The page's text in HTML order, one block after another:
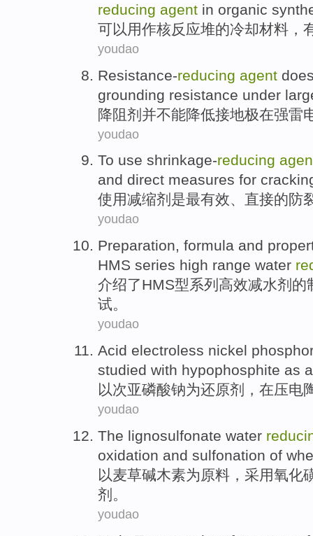
reducing agent in organic
可以用作核反应堆的冷却材料 ，
youdao
Resistance-reducing agent
grounding resistance under
降阻 剂 并不能降低接地极在强雷
youdao
To use shrinkage-reducing
and direct measures for
使用减缩剂 是最有效、 直接的防
youdao
Preparation, formula and
HMS series high range water
介绍了HMS型系列 高效减水剂的
试。
youdao
Acid electroless nickel
studied with hypophosphite as
以次亚磷酸钠为还原剂， 在压电
youdao
The lignosulfonate water
oxidation and sulfonation of
以麦草碱木素为原料，采用氧化
剂 。
youdao